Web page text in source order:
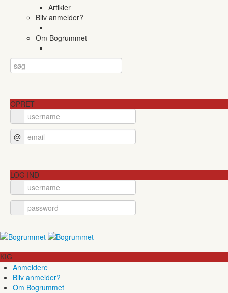
Artikler
Bliv anmelder?
Om Bogrummet
OPRET
@
LOG IND
KIG
Anmeldere
Bliv anmelder?
Om Bogrummet